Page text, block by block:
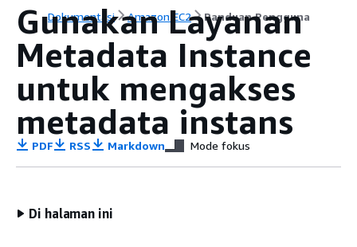
Dokumentasi Amazon EC2 Panduan Pengguna
Gunakan Layanan
Metadata Instance
untuk mengakses
metadata instans
PDF RSS Markdown Mode fokus
Di halaman ini